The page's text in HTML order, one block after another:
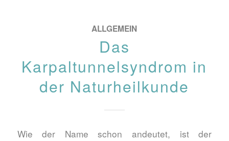
ALLGEMEIN
Das
Karpaltunnelsyndrom in
der Naturheilkunde
Wie der Name schon andeutet, ist der